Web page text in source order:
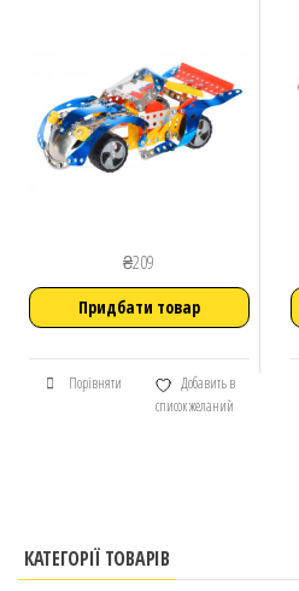
₴209
Придбати товар
Порівняти
Добавить в
список желаний
КАТЕГОРІЇ ТОВАРІВ